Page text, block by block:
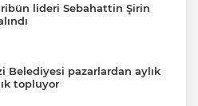
lideri Sebahattin Şirin
Belediyesi pazarlardan aylık
topluyor